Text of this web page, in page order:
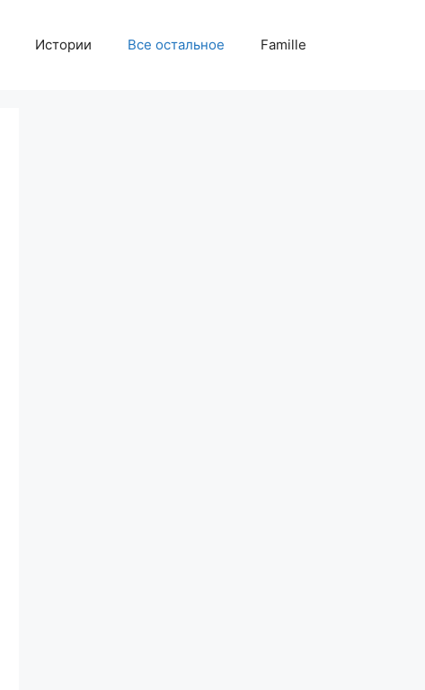
Истории Все остальное Famille